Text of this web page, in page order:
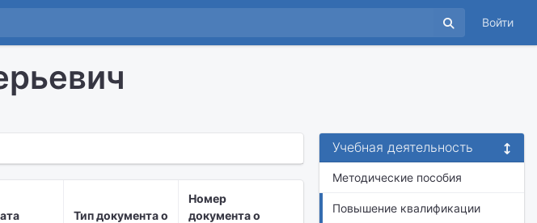
Войти
Тип документа о
Номер
документа о
Учебная деятельность
Методические пособия
Повышение квалификации